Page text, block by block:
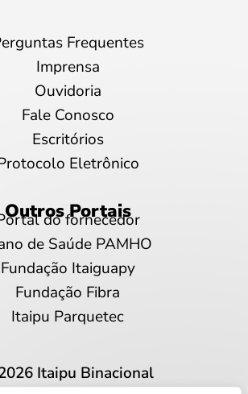
Frequentes
Imprensa
Ouvidoria
Fale Conosco
Escritórios
Eletrônico
Outros Portais
do fornecedor
de Saúde PAMHO
Fundação Itaiguapy
Fundação Fibra
Itaipu Parquetec
Itaipu Binacional